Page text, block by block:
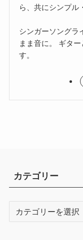
ら、共にシンプル
シンガーソングラ
まま音に。 ギタ
す。
カテゴリー